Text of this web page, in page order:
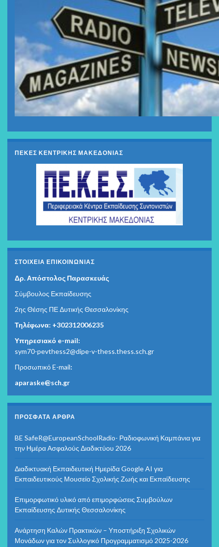
ΠΕΚΕΣ ΚΕΝΤΡΙΚΗΣ ΜΑΚΕΔΟΝΙΑΣ
ΣΤΟΙΧΕΊΑ ΕΠΙΚΟΙΝΩΝΊΑΣ
Δρ. Απόστολος Παρασκευάς
Σύμβουλος Εκπαίδευσης
2ης Θέσης ΠΕ Δυτικής Θεσσαλονίκης
Τηλέφωνα: +302312006235
Υπηρεσιακό e-mail:
sym70-pevthess2@dipe-v-thess.thess.sch.gr
Προσωπικό E-mail:
aparaske@sch.gr
ΠΡΌΣΦΑΤΑ ΆΡΘΡΑ
BE SafeR@EuropeanSchoolRadio- Ραδιοφωνική Καμπάνια για
την Ημέρα Ασφαλούς Διαδικτύου 2026
Διαδικτυακή Εκπαιδευτική Ημερίδα Google AI για
Εκπαιδευτικούς Μουσείο Σχολικής Ζωής και Εκπαίδευσης
Επιμορφωτικό υλικό από επιμορφώσεις Συμβούλων
Εκπαίδευσης Δυτικής Θεσσαλονίκης
Ανάρτηση Καλών Πρακτικών – Υποστήριξη Σχολικών
Μονάδων για τον Συλλογικό Προγραμματισμό 2025-2026